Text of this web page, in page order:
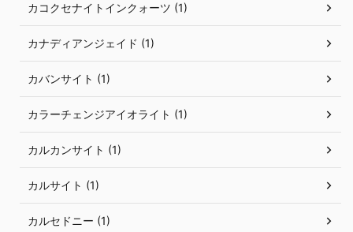
カコクセナイトインクォーツ (1)
カナディアンジェイド (1)
カバンサイト (1)
カラーチェンジアイオライト (1)
カルカンサイト (1)
カルサイト (1)
カルセドニー (1)